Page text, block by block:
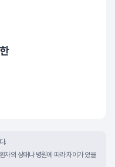
.
자의 상태나 병원에 따라 차이가 있을